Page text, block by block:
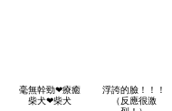
毫無幹勁❤療癒
柴犬❤柴犬
浮誇的臉！！！
（反應很激